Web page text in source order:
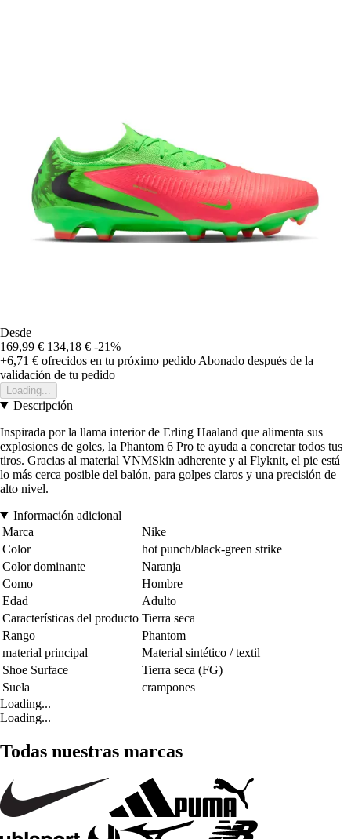
Desde
169,99 € 134,18 € -21%
+6,71 € ofrecidos en tu próximo pedido Abonado después de la
validación de tu pedido
Loading...
Descripción
Inspirada por la llama interior de Erling Haaland que alimenta sus
explosiones de goles, la Phantom 6 Pro te ayuda a concretar todos tus
tiros. Gracias al material VNMSkin adherente y al Flyknit, el pie está
lo más cerca posible del balón, para golpes claros y una precisión de
alto nivel.
Información adicional
Marca
Nike
Color
hot punch/black-green strike
Color dominante
Naranja
Como
Hombre
Edad
Adulto
Características del producto Tierra seca
Rango
Phantom
material principal
Material sintético / textil
Shoe Surface
Tierra seca (FG)
Suela
crampones
Loading...
Loading...
Todas nuestras marcas